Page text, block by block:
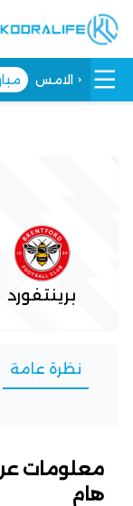
الامس
برينتفورد
نظرة عامة
معلومات
هام